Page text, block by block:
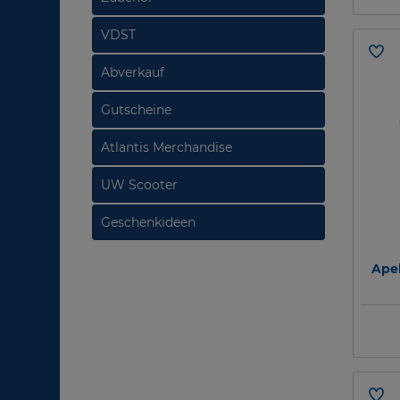
VDST
Abverkauf
Gutscheine
Atlantis Merchandise
UW Scooter
Geschenkideen